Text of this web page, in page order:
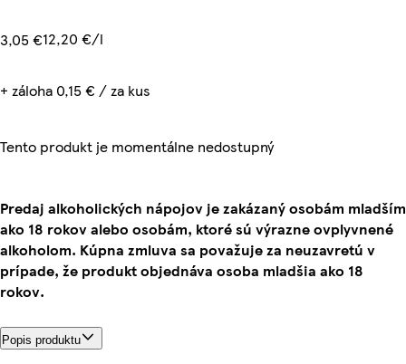
3,05 €12,20 €/l
+ záloha 0,15 € / za kus
Tento produkt je momentálne nedostupný
Predaj alkoholických nápojov je zakázaný osobám mladším
ako 18 rokov alebo osobám, ktoré sú výrazne ovplyvnené
alkoholom. Kúpna zmluva sa považuje za neuzavretú v
prípade, že produkt objednáva osoba mladšia ako 18
rokov.
Popis produktu